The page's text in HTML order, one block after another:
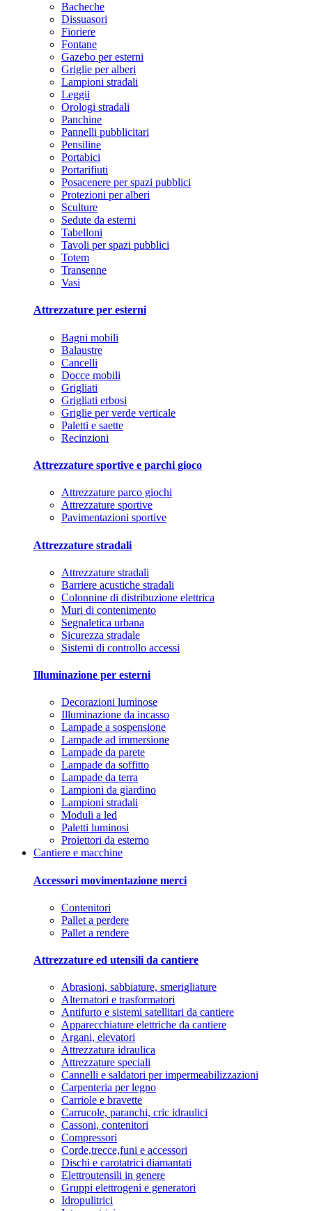
Bacheche
Dissuasori
Fioriere
Fontane
Gazebo per esterni
Griglie per alberi
Lampioni stradali
Leggii
Orologi stradali
Panchine
Pannelli pubblicitari
Pensiline
Portabici
Portarifiuti
Posacenere per spazi pubblici
Protezioni per alberi
Sculture
Sedute da esterni
Tabelloni
Tavoli per spazi pubblici
Totem
Transenne
Vasi
Attrezzature per esterni
Bagni mobili
Balaustre
Cancelli
Docce mobili
Grigliati
Grigliati erbosi
Griglie per verde verticale
Paletti e saette
Recinzioni
Attrezzature sportive e parchi gioco
Attrezzature parco giochi
Attrezzature sportive
Pavimentazioni sportive
Attrezzature stradali
Attrezzature stradali
Barriere acustiche stradali
Colonnine di distribuzione elettrica
Muri di contenimento
Segnaletica urbana
Sicurezza stradale
Sistemi di controllo accessi
Illuminazione per esterni
Decorazioni luminose
Illuminazione da incasso
Lampade a sospensione
Lampade ad immersione
Lampade da parete
Lampade da soffitto
Lampade da terra
Lampioni da giardino
Lampioni stradali
Moduli a led
Paletti luminosi
Proiettori da esterno
Cantiere e macchine
Accessori movimentazione merci
Contenitori
Pallet a perdere
Pallet a rendere
Attrezzature ed utensili da cantiere
Abrasioni, sabbiature, smerigliature
Alternatori e trasformatori
Antifurto e sistemi satellitari da cantiere
Apparecchiature elettriche da cantiere
Argani, elevatori
Attrezzatura idraulica
Attrezzature speciali
Cannelli e saldatori per impermeabilizzazioni
Carpenteria per legno
Carriole e bravette
Carrucole, paranchi, cric idraulici
Cassoni, contenitori
Compressori
Corde,trecce,funi e accessori
Dischi e carotatrici diamantati
Elettroutensili in genere
Gruppi elettrogeni e generatori
Idropulitrici